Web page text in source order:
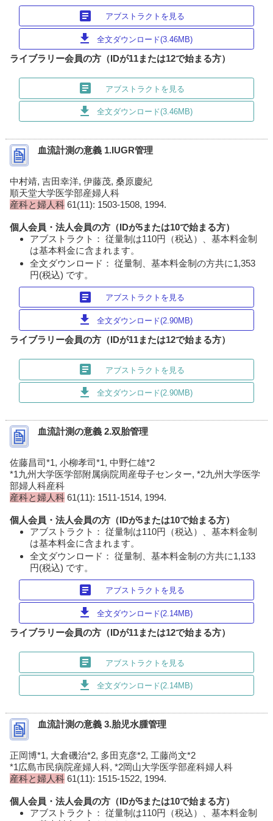
article アブストラクトを見る
download 全文ダウンロード(3.46MB)
ライブラリー会員の方（IDが11または12で始まる方）
article アブストラクトを見る
download 全文ダウンロード(3.46MB)
血流計測の意義 1.IUGR管理
中村靖, 吉田幸洋, 伊藤茂, 桑原慶紀
順天堂大学医学部産婦人科
産科と婦人科 61(11): 1503-1508, 1994.
個人会員・法人会員の方（IDが5または10で始まる方）
アブストラクト： 従量制は110円（税込）、基本料金制
は基本料金に含まれます。
全文ダウンロード： 従量制、基本料金制の方共に1,353
円(税込) です。
article アブストラクトを見る
download 全文ダウンロード(2.90MB)
ライブラリー会員の方（IDが11または12で始まる方）
article アブストラクトを見る
download 全文ダウンロード(2.90MB)
血流計測の意義 2.双胎管理
佐藤昌司*1, 小柳孝司*1, 中野仁雄*2
*1九州大学医学部附属病院周産母子センター, *2九州大学医学
部婦人科産科
産科と婦人科 61(11): 1511-1514, 1994.
個人会員・法人会員の方（IDが5または10で始まる方）
アブストラクト： 従量制は110円（税込）、基本料金制
は基本料金に含まれます。
全文ダウンロード： 従量制、基本料金制の方共に1,133
円(税込) です。
article アブストラクトを見る
download 全文ダウンロード(2.14MB)
ライブラリー会員の方（IDが11または12で始まる方）
article アブストラクトを見る
download 全文ダウンロード(2.14MB)
血流計測の意義 3.胎児水腫管理
正岡博*1, 大倉磯治*2, 多田克彦*2, 工藤尚文*2
*1広島市民病院産婦人科, *2岡山大学医学部産科婦人科
産科と婦人科 61(11): 1515-1522, 1994.
個人会員・法人会員の方（IDが5または10で始まる方）
アブストラクト： 従量制は110円（税込）、基本料金制